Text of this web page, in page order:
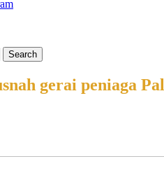
Search
gerai peniaga